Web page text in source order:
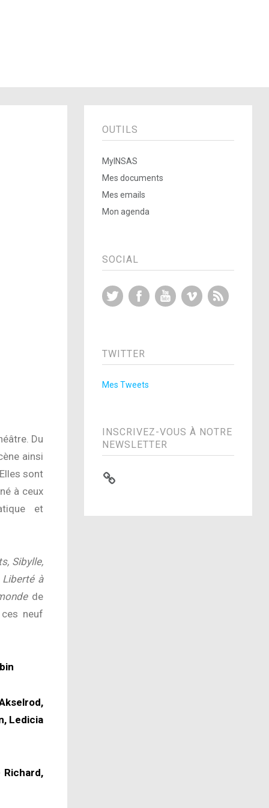
Du
ainsi
sont
à ceux
et
Sibylle,
Liberté à
de
neuf
Ledicia
Richard,
OUTILS
MyINSAS
Mes documents
Mes emails
Mon agenda
SOCIAL
Twitter FacebookYouTubeVimeo
TWITTER
Mes Tweets
INSCRIVEZ-VOUS À NOTRE
NEWSLETTER